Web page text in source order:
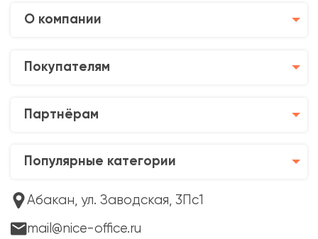
О компании
Покупателям
Партнёрам
Популярные категории
Абакан, ул. Заводская, 3Пс1
mail@nice-office.ru